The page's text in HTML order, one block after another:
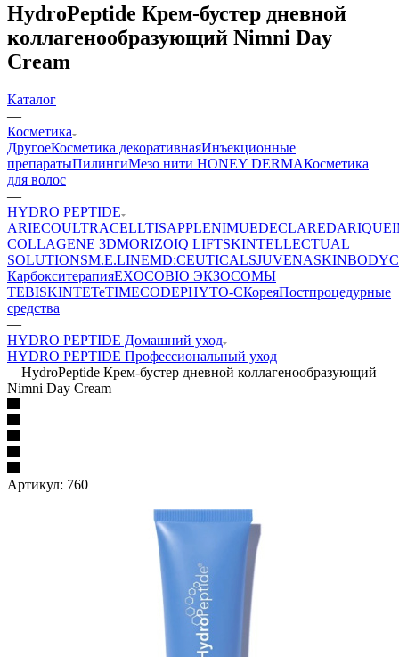
HydroPeptide Крем-бустер дневной
коллагенообразующий Nimni Day
Cream
Каталог
—
Косметика
ДругоеКосметика декоративнаяИнъекционные
препаратыПилингиМезо нити HONEY DERMAКосметика
для волос
—
HYDRO PEPTIDE
ARIECOULTRACELLTISAPPLENIMUEDECLAREDARIQUE
COLLAGENE 3DMORIZOIQ LIFTSKINTELLECTUAL
SOLUTIONSM.E.LINEMD:CEUTICALSJUVENASKINBODY
КарбокситерапияEXOCOBIO ЭКЗОСОМЫ
TEBISKINTETeTIMECODEPHYTO-CКореяПостпроцедурные
средства
—
HYDRO PEPTIDE Домашний уход
HYDRO PEPTIDE Профессиональный уход
—HydroPeptide Крем-бустер дневной коллагенообразующий
Nimni Day Cream
Артикул: 760